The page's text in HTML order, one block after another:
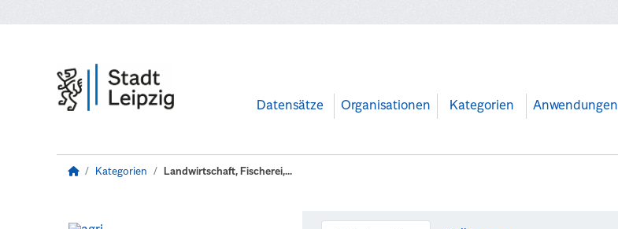
Datensätze Organisationen Kategorien Anwendungen
Kategorien Landwirtschaft, Fischerei,...